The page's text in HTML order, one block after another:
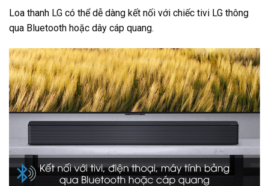
Loa thanh LG có thể dễ dàng kết nối với chiếc tivi LG thông
qua Bluetooth hoặc dây cáp quang.